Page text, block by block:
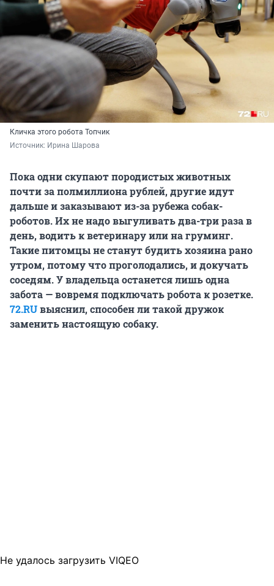
Кличка этого робота Топчик
Источник: Ирина Шарова
Пока одни скупают породистых животных
почти за полмиллиона рублей, другие идут
дальше и заказывают из-за рубежа собак-
роботов. Их не надо выгуливать два-три раза в
день, водить к ветеринару или на груминг.
Такие питомцы не станут будить хозяина рано
утром, потому что проголодались, и докучать
соседям. У владельца останется лишь одна
забота — вовремя подключать робота к розетке.
72.RUвыяснил, способен ли такой дружок
заменить настоящую собаку.
Не удалось загрузить VIQEO